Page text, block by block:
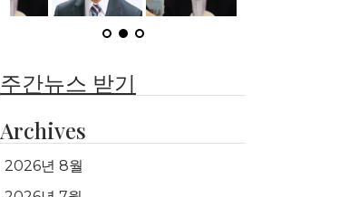
주간뉴스 받기
Archives
2026년 8월